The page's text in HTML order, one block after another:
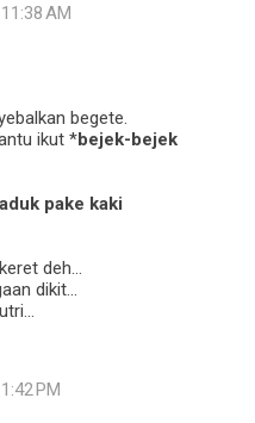
AM
begete.
ikut *bejek-bejek
pake kaki
deh...
dikit...
PM